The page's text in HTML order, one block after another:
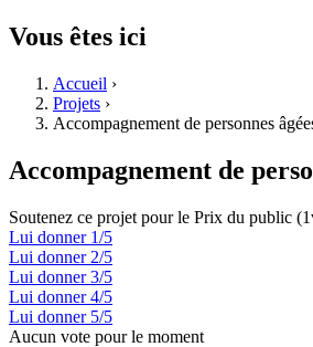
Vous êtes ici
Accueil ›
Projets ›
Accompagnement de personnes
Accompagnement de
Soutenez ce projet pour le Prix du public
Lui donner 1/5
Lui donner 2/5
Lui donner 3/5
Lui donner 4/5
Lui donner 5/5
Aucun vote pour le moment